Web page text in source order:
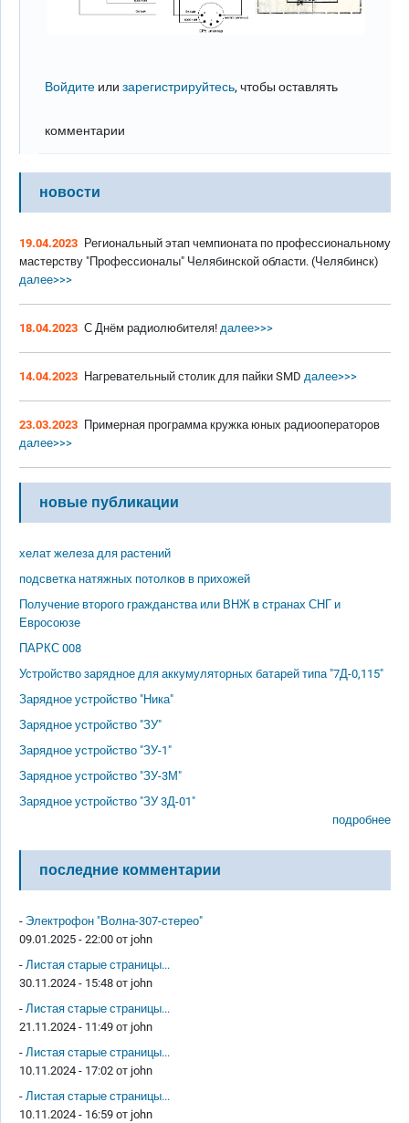
Войдите илизарегистрируйтесь, чтобы оставлять
комментарии
новости
19.04.2023 Региональный этап чемпионата по профессиональному
мастерству "Профессионалы" Челябинской области. (Челябинск)
далее>>>
18.04.2023 С Днём радиолюбителя! далее>>>
14.04.2023 Нагревательный столик для пайки SMD далее>>>
23.03.2023 Примерная программа кружка юных радиооператоров
далее>>>
новые публикации
хелат железа для растений
подсветка натяжных потолков в прихожей
Получение второго гражданства или ВНЖ в странах СНГ и
Евросоюзе
ПАРКС 008
Устройство зарядное для аккумуляторных батарей типа "7Д-0,115"
Зарядное устройство "Ника"
Зарядное устройство "ЗУ"
Зарядное устройство "ЗУ-1"
Зарядное устройство "ЗУ-3М"
Зарядное устройство "ЗУ 3Д-01"
подробнее
последние комментарии
- Электрофон "Волна-307-стерео"
09.01.2025 - 22:00 от john
- Листая старые страницы...
30.11.2024 - 15:48 от john
- Листая старые страницы...
21.11.2024 - 11:49 от john
- Листая старые страницы...
10.11.2024 - 17:02 от john
- Листая старые страницы...
10.11.2024 - 16:59 от john